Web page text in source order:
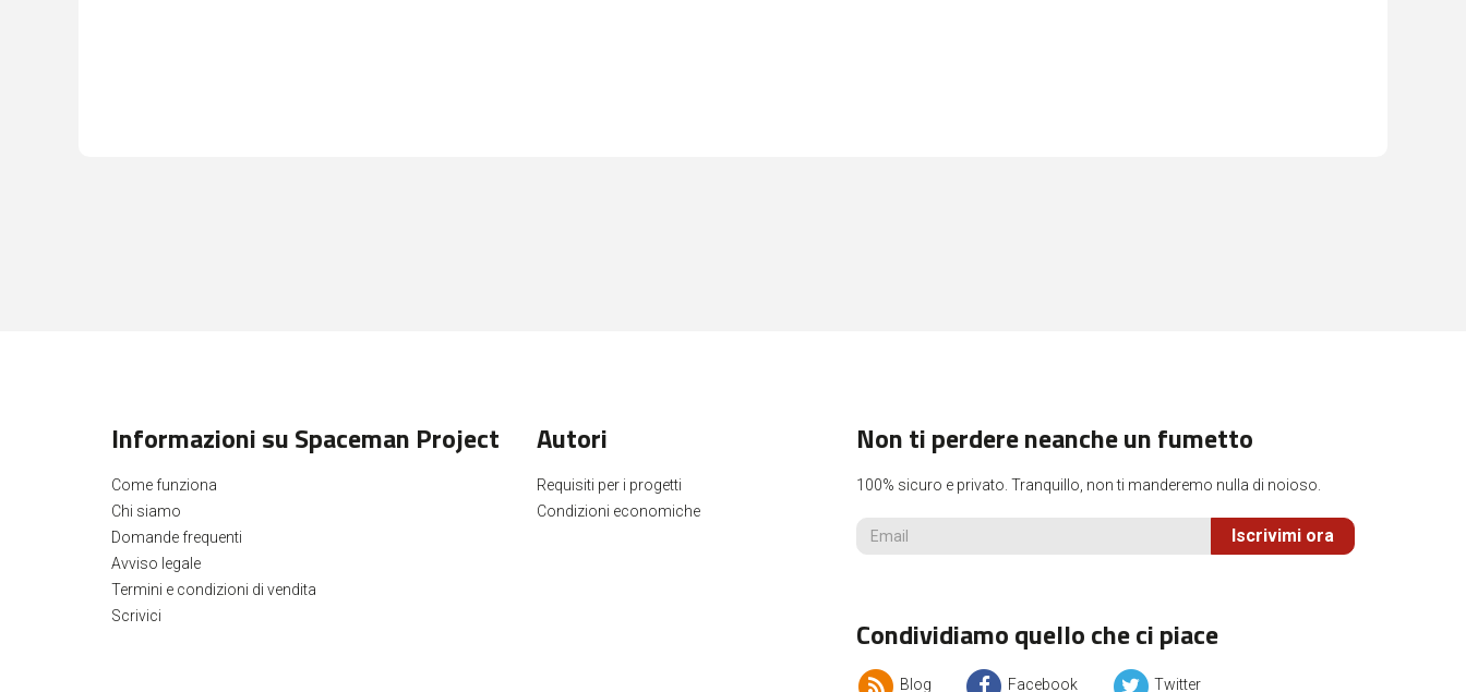
Informazioni su Spaceman Project
Come funziona
Chi siamo
Domande frequenti
Avviso legale
Termini e condizioni di vendita
Scrivici
Autori
Requisiti per i progetti
Condizioni economiche
Non ti perdere neanche un fumetto
100% sicuro e privato. Tranquillo, non ti manderemo nulla di noioso.
Iscrivimi ora
Condividiamo quello che ci piace
Blog Facebook Twitter